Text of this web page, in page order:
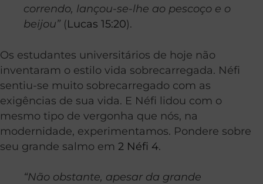
correndo, lançou-se-lhe ao pescoço e o
beijou”(Lucas 15:20).
Os estudantes universitários de hoje não
inventaram o estilo vida sobrecarregada. Néfi
sentiu-se muito sobrecarregado com as
exigências de sua vida. E Néfi lidou com o
mesmo tipo de vergonha que nós, na
modernidade, experimentamos. Pondere sobre
seu grande salmo em 2 Néfi 4.
“Não obstante, apesar da grande